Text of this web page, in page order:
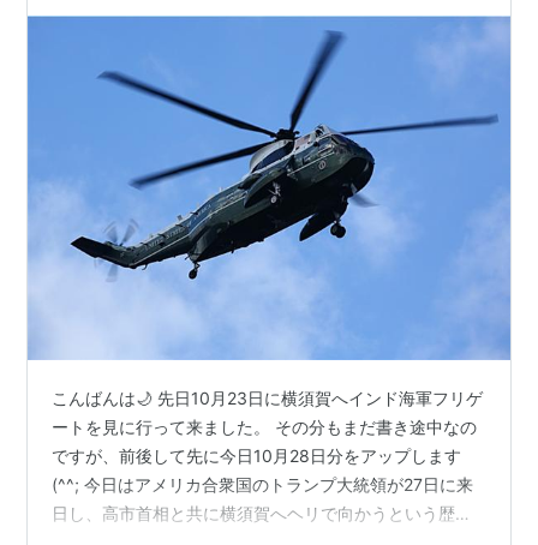
こんばんは🌙 先日10月23日に横須賀へインド海軍フリゲ
ートを見に行って来ました。 その分もまだ書き途中なの
ですが、前後して先に今日10月28日分をアップします
(^^; 今日はアメリカ合衆国のトランプ大統領が27日に来
日し、高市首相と共に横須賀へヘリで向かうという歴史